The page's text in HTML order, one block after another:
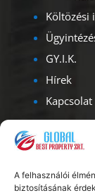
A felhasználói
biztosításának
Költözési
GY.I.K.
Hírek
Kapcsolat
Kapcsolat
1093,